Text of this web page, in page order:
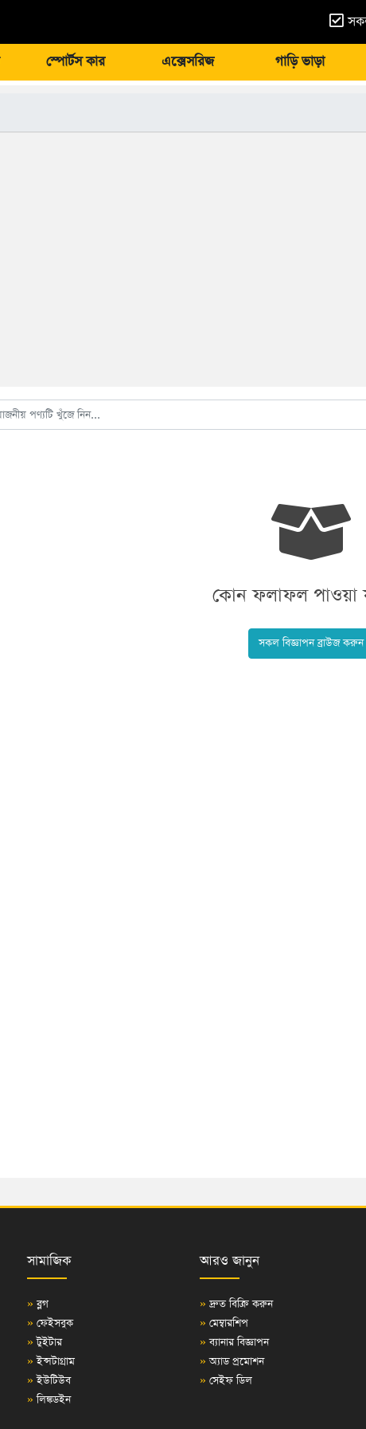
স্পোর্টস কার এক্সেসরিজ গাড়ি ভাড়া
কোন ফলাফল পাওয়া
সকল বিজ্ঞাপন ব্রাউজ করুন
সামাজিক
» ব্লগ
» ফেইসবুক
» টুইটার
» ইন্সটাগ্রাম
» ইউটিউব
» লিঙ্কডইন
আরও জানুন
» দ্রুত বিক্রি করুন
» মেম্বারশিপ
» ব্যানার বিজ্ঞাপন
» অ্যাড প্রমোশন
» সেইফ ডিল